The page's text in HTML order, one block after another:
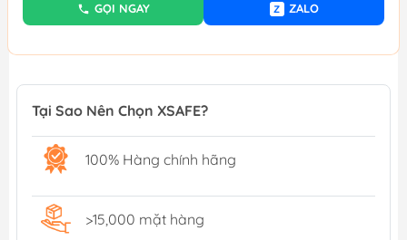
GỌI NGAY Z ZALO
Tại Sao Nên Chọn XSAFE?
100% Hàng chính hãng
>15,000 mặt hàng